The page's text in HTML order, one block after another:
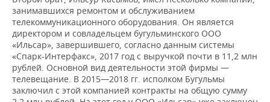
занимавшихся ремонтом и обслуживанием
телекоммуникационного оборудования. Он является
директором и совладельцем бугульминского ООО
«Ильсар», завершившего, согласно данным системы
«Спарк-Интерфакс», 2017 год с выручкой почти в 11,2 млн
рублей. Основной вид деятельности этой фирмы —
телевещание. В 2015—2018 гг. исполком Бугульмы
заключил с этой компанией контракты на общую сумму